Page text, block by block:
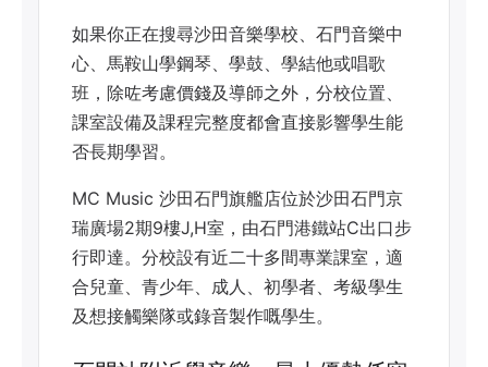
如果你正在搜尋沙田音樂學校、石門音樂中
心、馬鞍山學鋼琴、學鼓、學結他或唱歌
班，除咗考慮價錢及導師之外，分校位置、
課室設備及課程完整度都會直接影響學生能
否長期學習。
MC Music 沙田石門旗艦店位於沙田石門京
瑞廣場2期9樓J,H室，由石門港鐵站C出口步
行即達。分校設有近二十多間專業課室，適
合兒童、青少年、成人、初學者、考級學生
及想接觸樂隊或錄音製作嘅學生。